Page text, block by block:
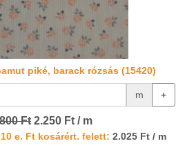
piké, barack rózsás (15420)
m +
Ft 2.250 Ft / m
e. Ft kosárért. felett: 2.025 Ft / m